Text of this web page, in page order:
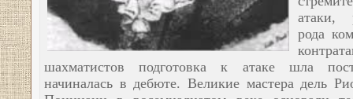
атаки,
рода
шахматистов подготовка к атаке шла
начиналась в дебюте. Великие мастера дель